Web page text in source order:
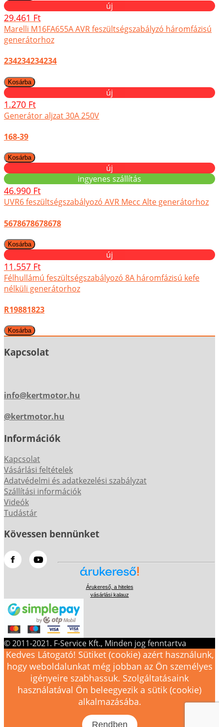
új
29.461 Ft
Marelli M16FA655A AVR feszültségszabályzó háromfázisú
generátorhoz
234234234234
új
1.270 Ft
Generátor aljzat 30A 250V
168-39
új
ingyenes szállítás
46.990 Ft
UVR6 feszültségszabályozó AVR Mecc Alte generátorhoz
5678678678678
új
11.557 Ft
Félhullámú feszültségszabályozó 8A háromfázisú kefe
nélküli generátorhoz
R19881823
Kapcsolat
info@kertmotor.hu
@kertmotor.hu
Információk
Kapcsolat
Vásárlási feltételek
Adatvédelmi és adatkezelési szabályzat
Szállítási információk
Videók
Tudástár
Kövessen bennünket
Árukereső, a hiteles
vásárlási kalauz
© 2011-2021. F-Service Kft., Minden jog fenntartva
Kedves Látogató! Sütiket (cookie) azért használunk,
hogy weboldalunkat még jobban az Ön személyes
igényeire szabhassuk. Szolgáltatásaink
használatával Ön beleegyezik a sütik (cookie)
alkalmazásába.
Rendben